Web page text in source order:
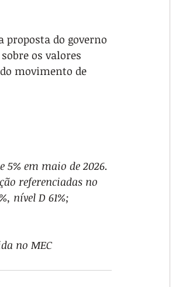
proposta do governo
os valores
movimento de
5% em maio de 2026.
referenciadas no
nível D 61%;
no MEC